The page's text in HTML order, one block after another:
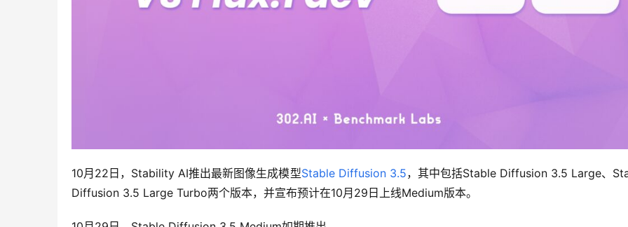
10月22日，Stability AI推出最新图像生成模型Stable Diffusion 3.5，其中包括Stable Diffusion 3.5 Large、
Diffusion 3.5 Large Turbo两个版本，并宣布预计在10月29日上线Medium版本。